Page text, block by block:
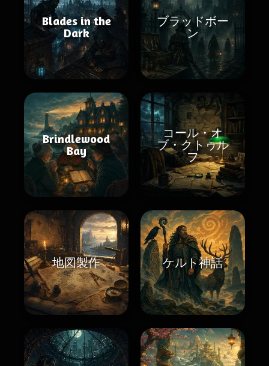
Blades in the
Dark
ブラッドボー
ン
Brindlewood
Bay
コール・オ
ブ・クトゥル
フ
地図製作 ケルト神話